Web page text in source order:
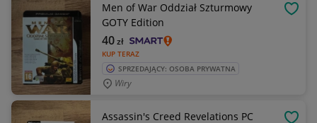
Men of War Oddział Szturmowy
GOTY Edition
KUP TERAZ
40zł
SPRZEDAJĄCY: OSOBA PRYWATNA
Wiry
Assassin's Creed Revelations PC